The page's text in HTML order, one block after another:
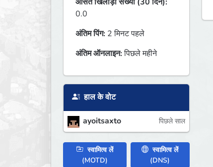
0.0
अंतिम पिंग: 2 मिनट पहले
अंतिम ऑनलाइन:पिछले महीने
हाल के वोट
ayoitsaxto पिछले साल
स्वामित्व लें
(MOTD)
स्वामित्व लें
(DNS)